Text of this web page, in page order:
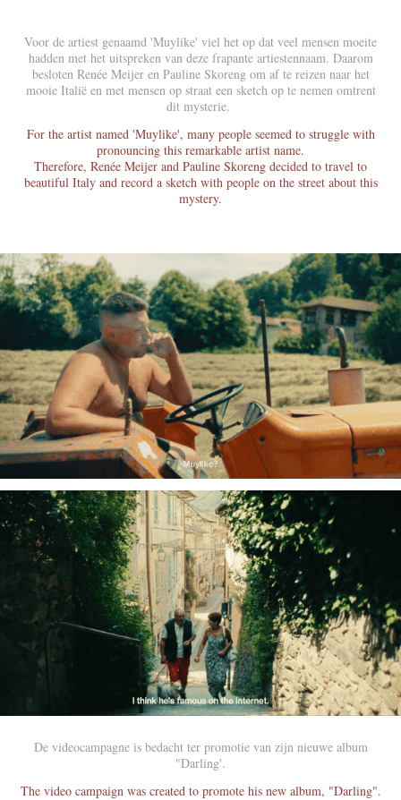
Voor de artiest genaamd 'Muylike' viel het op dat veel mensen moeite
hadden met het uitspreken van deze frapante artiestennaam. Daarom
besloten Renée Meijer en Pauline Skoreng om af te reizen naar het
mooie Italië en met mensen op straat een sketch op te nemen omtrent
dit mysterie.
For the artist named 'Muylike', many people seemed to struggle with
pronouncing this remarkable artist name.
Therefore, Renée Meijer and Pauline Skoreng decided to travel to
beautiful Italy and record a sketch with people on the street about this
mystery.
De videocampagne is bedacht ter promotie van zijn nieuwe album
"Darling'.
The video campaign was created to promote his new album, "Darling".